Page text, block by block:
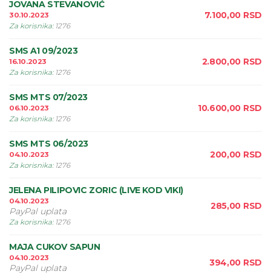
JOVANA STEVANOVIĆ
30.10.2023
Za korisnika: 1276
7.100,00 RSD
SMS A1 09/2023
16.10.2023
Za korisnika: 1276
2.800,00 RSD
SMS MTS 07/2023
06.10.2023
Za korisnika: 1276
10.600,00 RSD
SMS MTS 06/2023
04.10.2023
Za korisnika: 1276
200,00 RSD
JELENA PILIPOVIC ZORIC (LIVE KOD VIKI)
04.10.2023
PayPal uplata
Za korisnika: 1276
285,00 RSD
MAJA CUKOV SAPUN
04.10.2023
PayPal uplata 394,00 RSD